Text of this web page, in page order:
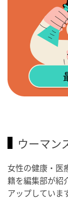
ウーマン
女性の健康・医
籍を編集部が紹
アップしていま